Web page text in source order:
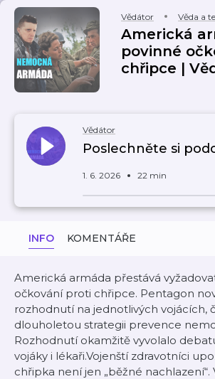
Vědátor Věda a
Americká
povinné
chřipce |
Vědátor
Poslechněte si
1. 6. 2026 22 min
INFO KOMENTÁŘE
Americká armáda přestává
očkování proti chřipce. Pentagon
rozhodnutí na jednotlivých vojácích,
dlouholetou strategii prevence
Rozhodnutí okamžitě vyvolalo
vojáky i lékaři.Vojenští zdravotníci
chřipka není jen „běžné nachlazení“.